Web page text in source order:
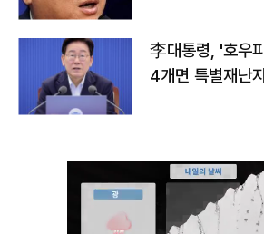
李대통령, '호우
4개면 특별재난